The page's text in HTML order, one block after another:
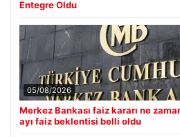
Entegre Oldu
05/08/2026
Merkez Bankası faiz kararı ne
ayı faiz beklentisi belli oldu